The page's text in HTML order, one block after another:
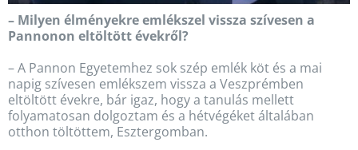
– Milyen élményekre emlékszel vissza szívesen a
Pannonon eltöltött évekről?
– A Pannon Egyetemhez sok szép emlék köt és a mai
napig szívesen emlékszem vissza a Veszprémben
eltöltött évekre, bár igaz, hogy a tanulás mellett
folyamatosan dolgoztam és a hétvégéket általában
otthon töltöttem, Esztergomban.